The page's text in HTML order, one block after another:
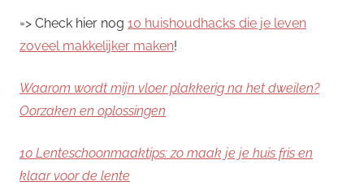
=> Check hier nog 10 huishoudhacks die je leven
zoveel makkelijker maken!
Waarom wordt mijn vloer plakkerig na het dweilen?
Oorzaken en oplossingen
10 Lenteschoonmaaktips: zo maak je je huis fris en
klaar voor de lente